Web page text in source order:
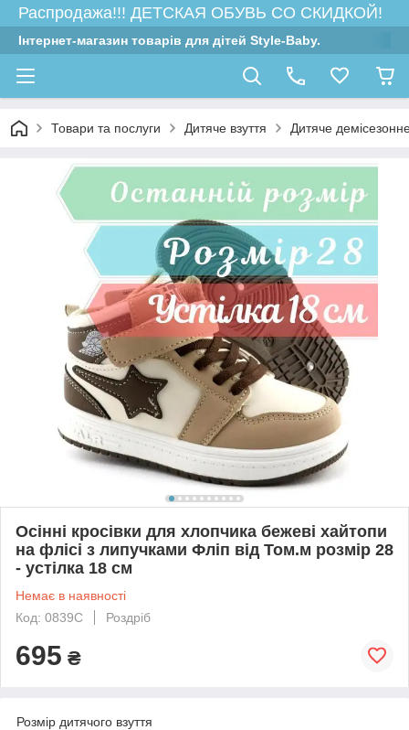
Распродажа!!! ДЕТСКАЯ ОБУВЬ СО СКИДКОЙ!
Інтернет-магазин товарів для дітей Style-Baby.
Товари та послуги Дитяче взуття Дитяче
Осінні кросівки для хлопчика бежеві хайтопи
на флісі з липучками Фліп від Том.м розмір 28
- устілка 18 см
Немає в наявності
Код: 0839C
Роздріб
695 ₴
Розмір дитячого взуття